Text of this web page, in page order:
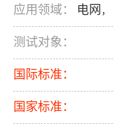
应用领域： 电网 ，
测试对象：
国际标准：
国家标准：